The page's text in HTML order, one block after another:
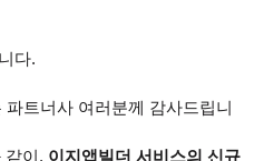
다.
트너사 여러분께 감사드립니
같이, 이지앱빌더 서비스의 신규